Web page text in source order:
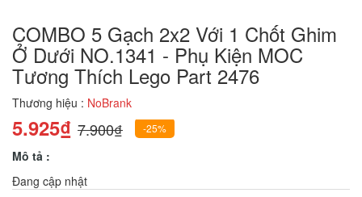
COMBO 5 Gạch 2x2 Với 1 Chốt Ghim
Ở Dưới NO.1341 - Phụ Kiện MOC
Tương Thích Lego Part 2476
Thương hiệu : NoBrank
5.925₫ 7.900₫ -25%
Mô tả :
Đang cập nhật